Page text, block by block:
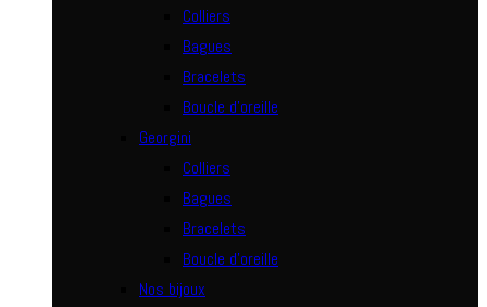
Colliers
Bagues
Bracelets
Boucle d’oreille
Georgini
Colliers
Bagues
Bracelets
Boucle d’oreille
Nos bijoux